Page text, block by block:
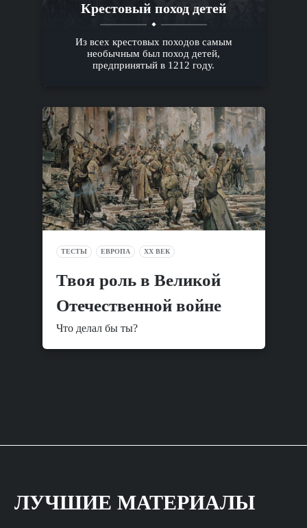
Крестовый поход детей
Из всех крестовых походов самым
необычным был поход детей,
предпринятый в 1212 году.
ТЕСТЫ ЕВРОПА XX ВЕК
Твоя роль в Великой
Отечественной войне
Что делал бы ты?
ЛУЧШИЕ МАТЕРИАЛЫ